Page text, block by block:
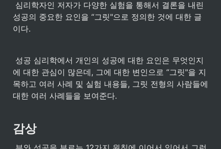
성공의 중요한 요인을 “그릿"으로 정의한 것에 대한 글
이다.
에 대한 관심이 많은데, 그에 대한 변인으로 “그릿"을 지
목하고 여러 사례 및 실험 내용들, 그릿 전형의 사람들에
대한 여러 사례들을 보여준다.
감상